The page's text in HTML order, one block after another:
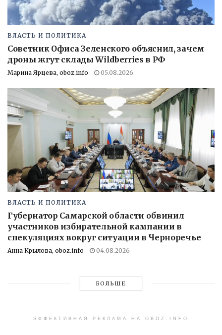
ВЛАСТЬ И ПОЛИТИКА
Советник Офиса Зеленского объяснил, зачем
дроны жгут склады Wildberries в РФ
Марина Ярцева, oboz.info 05.08.2026
ВЛАСТЬ И ПОЛИТИКА
Губернатор Самарской области обвинил
участников избирательной кампании в
спекуляциях вокруг ситуации в Черноречье
Анна Крылова, oboz.info 04.08.2026
БОЛЬШЕ
ЭФФЕКТИВНАЯ РЕКЛАМА НА OBOZ.INFO